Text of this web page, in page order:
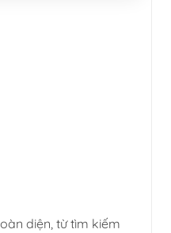
diện, từ tìm kiếm